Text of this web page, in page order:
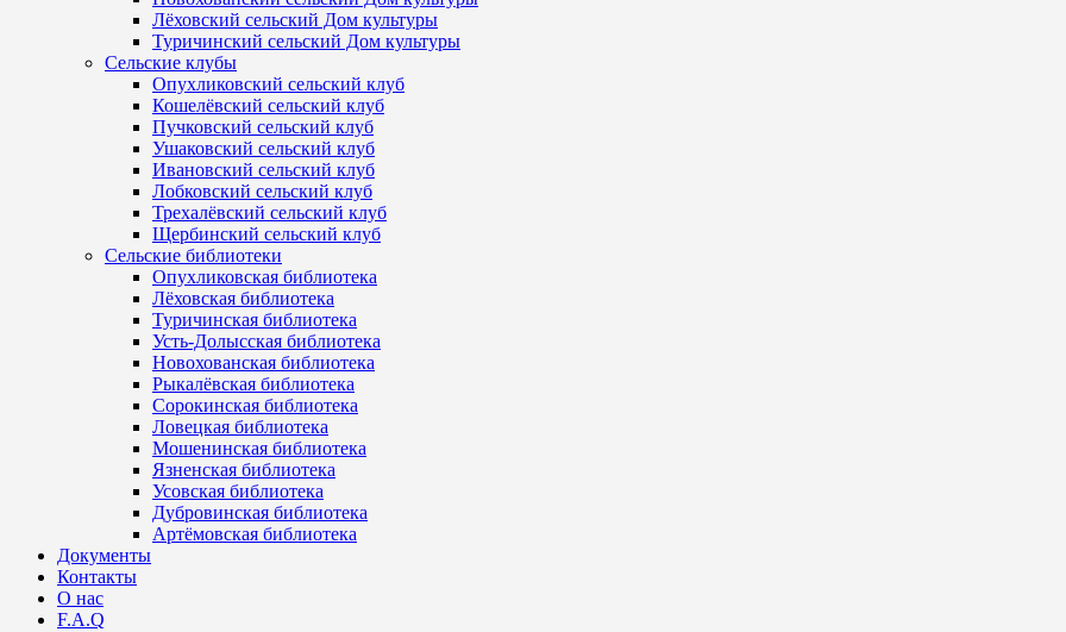
Лёховский сельский Дом культуры
Туричинский сельский Дом культуры
Сельские клубы
Опухликовский сельский клуб
Кошелёвский сельский клуб
Пучковский сельский клуб
Ушаковский сельский клуб
Ивановский сельский клуб
Лобковский сельский клуб
Трехалёвский сельский клуб
Щербинский сельский клуб
Сельские библиотеки
Опухликовская библиотека
Лёховская библиотека
Туричинская библиотека
Усть-Долысская библиотека
Новохованская библиотека
Рыкалёвская библиотека
Сорокинская библиотека
Ловецкая библиотека
Мошенинская библиотека
Язненская библиотека
Усовская библиотека
Дубровинская библиотека
Артёмовская библиотека
Документы
Контакты
О нас
F.A.Q